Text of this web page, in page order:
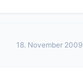
18. November 2009